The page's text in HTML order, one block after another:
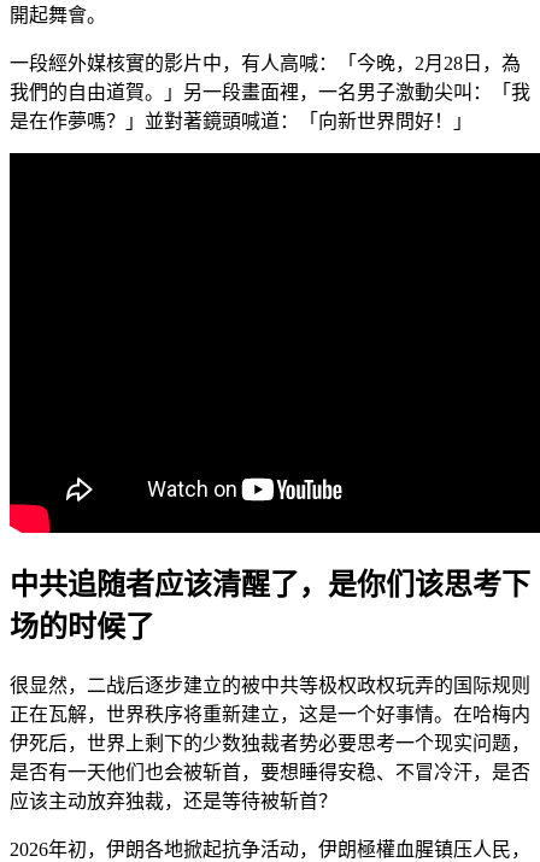
開起舞會。
一段經外媒核實的影片中，有人高喊：「今晚，2月28日，為
我們的自由道賀。」另一段畫面裡，一名男子激動尖叫：「我
是在作夢嗎？」並對著鏡頭喊道：「向新世界問好！」
中共追随者应该清醒了，是你们该思考下
场的时候了
很显然，二战后逐步建立的被中共等极权政权玩弄的国际规则
正在瓦解，世界秩序将重新建立，这是一个好事情。在哈梅内
伊死后，世界上剩下的少数独裁者势必要思考一个现实问题，
是否有一天他们也会被斩首，要想睡得安稳、不冒冷汗，是否
应该主动放弃独裁，还是等待被斩首？
2026年初，伊朗各地掀起抗争活动，伊朗極權血腥镇压人民，